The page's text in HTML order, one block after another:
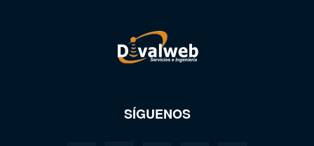
SÍGUENOS